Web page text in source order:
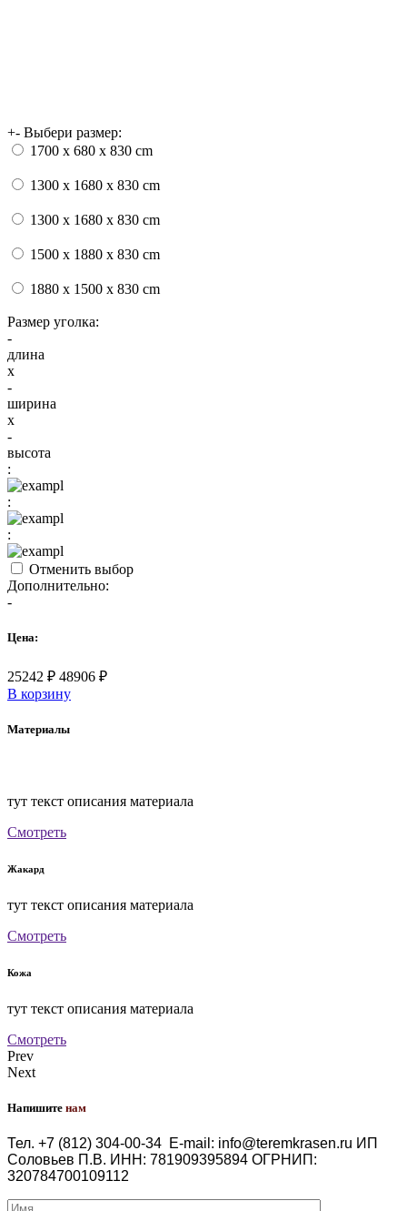
+- Выбери размер:
1700 х 680 x 830 cm
1300 х 1680 x 830 cm
1300 х 1680 x 830 cm
1500 х 1880 x 830 cm
1880 х 1500 x 830 cm
Размер уголка:
-
длина
x
-
ширина
x
-
высота
:
:
:
Отменить выбор
Дополнительно:
-
Цена:
25242 ₽ 48906 ₽
В корзину
Материалы
тут текст описания материала
Смотреть
Жакард
тут текст описания материала
Смотреть
Кожа
тут текст описания материала
Смотреть
Prev
Next
Напишите нам
Тел. +7 (812) 304-00-34 E-mail: info@teremkrasen.ru ИП
Соловьев П.В. ИНН: 781909395894 ОГРНИП:
320784700109112